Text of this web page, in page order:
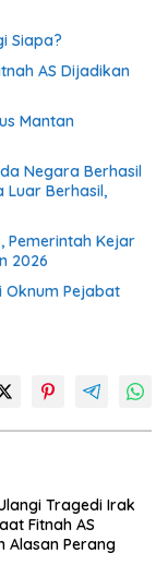
Siapa?
AS Dijadikan
Mantan
Negara Berhasil
Luar Berhasil,
Pemerintah Kejar
2026
Oknum Pejabat
Tragedi Irak
Fitnah AS
Alasan Perang